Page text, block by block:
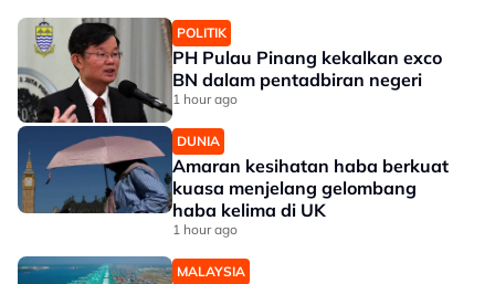
POLITIK
PH Pulau Pinang kekalkan exco
BN dalam pentadbiran negeri
1 hour ago
DUNIA
Amaran kesihatan haba berkuat
kuasa menjelang gelombang
haba kelima di UK
1 hour ago
MALAYSIA